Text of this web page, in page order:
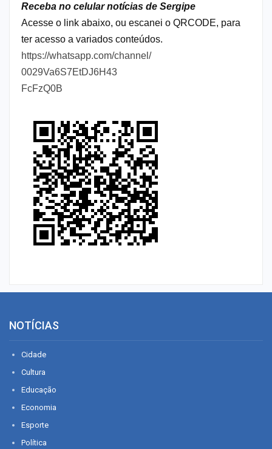
Receba no celular notícias de Sergipe
Acesse o link abaixo, ou escanei o QRCODE, para
ter acesso a variados conteúdos.
https://whatsapp.com/channel/
0029Va6S7EtDJ6H43
FcFzQ0B
NOTÍCIAS
Cidade
Cultura
Educação
Economia
Esporte
Política